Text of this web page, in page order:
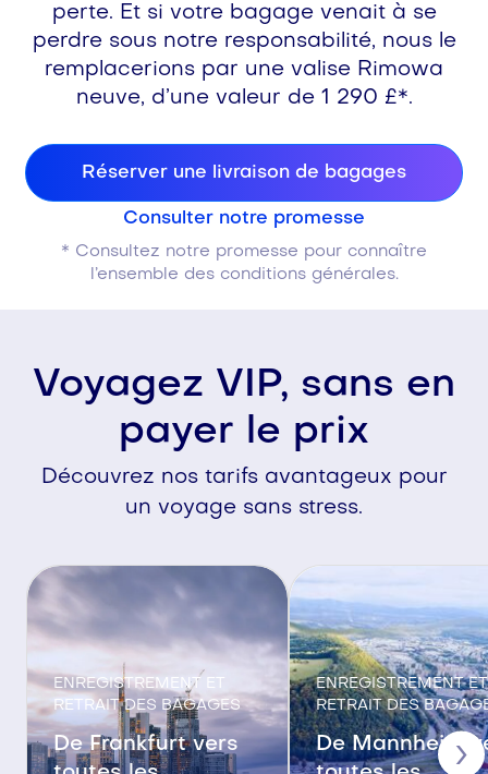
perte. Et si votre bagage venait à se
perdre sous notre responsabilité, nous le
remplacerions par une valise Rimowa
neuve, d’une valeur de 1 290 £*.
Réserver une livraison de bagages
Consulter notre promesse
* Consultez notre promesse pour connaître
l’ensemble des conditions générales.
Voyagez VIP, sans en
payer le prix
Découvrez nos tarifs avantageux pour
un voyage sans stress.
ENREGISTREMENT ET
RETRAIT DES BAGAGES
De Frankfurt vers
ENREGISTREMENT ET
RETRAIT DES
De Mannheim
›